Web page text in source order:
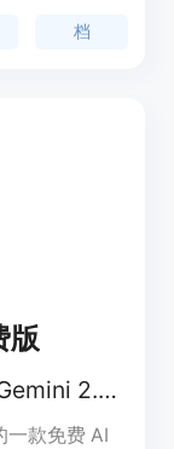
等。
档
版
Gemini Code Assist 是一个由 Gemini 2.0 提供支持的免费 AI 编程助手，为开发者提供代码生成、代码审查等功能。
一款免费 AI